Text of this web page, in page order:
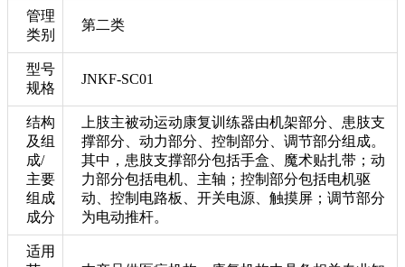
管理
类别
第二类
型号
规格
JNKF-SC01
结构
及组
成/
主要
组成
成分
上肢主被动运动康复训练器由机架部分、患肢支
撑部分、动力部分、控制部分、调节部分组成。
其中，患肢支撑部分包括手盒、魔术贴扎带；动
力部分包括电机、主轴；控制部分包括电机驱
动、控制电路板、开关电源、触摸屏；调节部分
为电动推杆。
适用